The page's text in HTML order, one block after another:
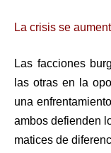
La crisis se
Las facciones
las otras en la
una
ambos defienden
matices de